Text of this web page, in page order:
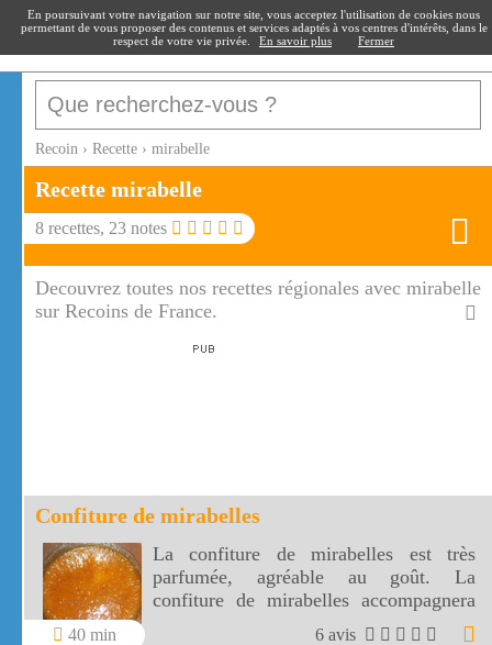
recoin.fr
Recoin › Recette › mirabelle
Recette mirabelle
8 recettes, 23 notes
Decouvrez toutes nos recettes régionales avec mirabelle
sur Recoins de France.
Confiture de mirabelles
40 min
La confiture de mirabelles est très
parfumée, agréable au goût. La
confiture de mirabelles accompagnera
vos petits déjeuners ou vos goûters pour
6 avis
En poursuivant votre navigation sur notre site, vous acceptez l'utilisation de cookies nous
permettant de vous proposer des contenus et services adaptés à vos centres d'intérêts, dans le
respect de votre vie privée.
En savoir plus Fermer